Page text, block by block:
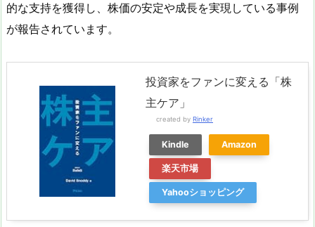
的な支持を獲得し、株価の安定や成長を実現している事例
が報告されています。
投資家をファンに変える「株
主ケア」
created by Rinker
Kindle Amazon
楽天市場
Yahooショッピング